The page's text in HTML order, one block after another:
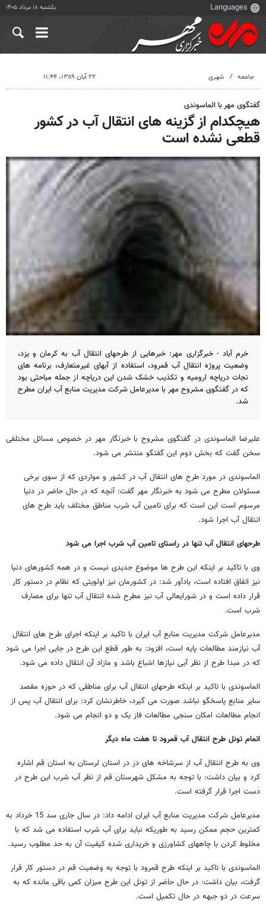
یکشنبه ۱۸ مرداد ۱۴۰۵
جامعه شهری ۲۲ آبان ۱۳۸۹، ۱۱:۴۴
گفتگوی مهر با الماسوندی
هیچکدام از گزینه های انتقال آب در کشور
قطعی نشده است
خرم آباد - خبرگزاری مهر: خبرهایی از طرحهای انتقال آب به کرمان و یزد،
وضعیت پروژه انتقال آب قمرود، استفاده از آبهای غیرمتعارف، برنامه های
نجات دریاچه ارومیه و تکذیب خشک شدن این دریاچه از جمله مباحثی بود
که در گفتگوی مشروح مهر با مدیرعامل شرکت مدیریت منابع آب ایران مطرح
شد.
علیرضا الماسوندی در گفتگوی مشروح با خبرنگار مهر در خصوص مسائل مختلفی
سخن گفت که بخش دوم این گفتگو منتشر می شود.
الماسوندی در مورد طرح های انتقال آب در کشور و مواردی که از سوی برخی
مسئولان مطرح می شود به خبرنگار مهر گفت: آنچه که در حال حاضر در دنیا
مرسوم است این است که برای تامین آب شرب مناطق مختلف باید طرح های
انتقال آب اجرا شود.
طرحهای انتقال آب تنها در راستای تامین آب شرب اجرا می شود
وی با تاکید بر اینکه این طرح ها موضوع جدیدی نیست و در همه کشورهای دنیا
نیز اتفاق افتاده است، یادآور شد: در کشورمان نیز اولویتی که نظام در دستور کار
قرار داده است و در شورایعالی آب نیز مطرح شده انتقال آب تنها برای مصارف
شرب است.
مدیرعامل شرکت مدیریت منابع آب ایران با تاکید بر اینکه اجرای طرح های انتقال
آب نیازمند مطالعات پایه است، افزود: به طور قطع این طرح در جایی اجرا می شود
که در مبدا طرح از نظر آبی نیازها اشباع باشد و مازاد آن انتقال داده می شود.
الماسوندی با تاکید بر اینکه طرحهای انتقال آب برای مناطقی که در حوزه مقصد
سایر منابع پاسخگو نباشد صورت می گیرد، خاطرنشان کرد: برای انتقال آب پس از
انجام مطالعات امکان سنجی مطالعات فاز یک و دو انجام می شود.
اتمام تونل طرح انتقال آب قمرود تا هفت ماه دیگر
وی به طرح انتقال آب از سرشاخه های دز در استان لرستان به استان قم اشاره
کرد و بیان داشت: با توجه به مشکل شهرستان قم از نظر آب شرب این طرح در
دست اجرا قرار گرفته است.
مدیرعامل شرکت مدیریت منابع آب ایران ادامه داد: در سال جاری سد 15 خرداد به
کمترین حجم ممکن رسید به طوریکه نباید برای آب شرب استفاده می شد که با
مخلوط کردن با چاههای کشاورزی و خریداری شده کیفیت آن به حد مطلوب رسید.
الماسوندی با تاکید بر اینکه طرح قمرود با توجه به وضعیت قم در دستور کار قرار
گرفت، بیان داشت: در حال حاضر از تونل این طرح میزان کمی باقی مانده که به
سرعت در دو جبهه در حال تکمیل است.